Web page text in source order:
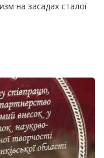
на засадах сталої